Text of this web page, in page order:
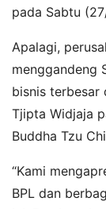
pada Sabtu
Apalagi,
menggandeng
bisnis terbesar
Tjipta Widjaja
Buddha Tzu
“Kami
BPL dan